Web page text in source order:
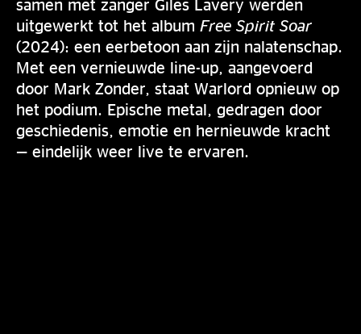
samen met zanger Giles Lavery werden
uitgewerkt tot het album Free Spirit Soar
(2024): een eerbetoon aan zijn nalatenschap.
Met een vernieuwde line-up, aangevoerd
door Mark Zonder, staat Warlord opnieuw op
het podium. Epische metal, gedragen door
geschiedenis, emotie en hernieuwde kracht
— eindelijk weer live te ervaren.